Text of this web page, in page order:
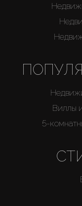
Виллы
5-